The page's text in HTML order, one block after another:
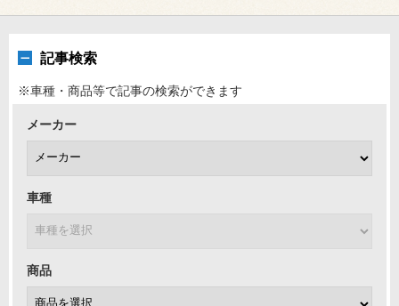
記事検索
※車種・商品等で記事の検索ができます
メーカー
車種
商品